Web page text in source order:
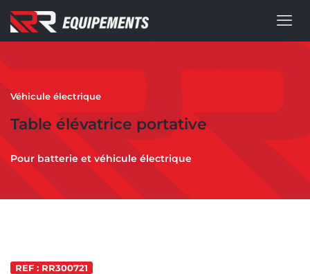
Véhicule électrique
Table élévatrice portative
Pour batterie et véhicule électrique
REF : RR300721